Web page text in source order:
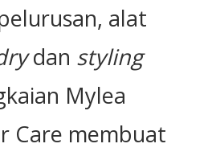
alat
dan styling
Mylea
Care membuat